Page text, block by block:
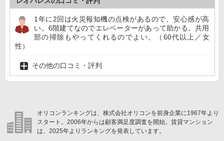
1年に2回は火災報知機の点検があるので、安心感が高
い。6階建てなのでエレベーターがあって助かる。共用
部の掃除もやってくれるのでよい。（60代以上／女
性）
その他の口コミ・評判
オリコンランキングは、株式会社オリコンを前身企業に1967年より
スタート。2006年からは顧客満足度調査を開始。賃貸マンション
は、2025年よりランキングを発表しています。